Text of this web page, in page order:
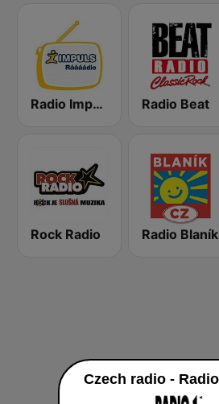
Radio Impuls Radio Beat
Rock Radio Radio Blaník